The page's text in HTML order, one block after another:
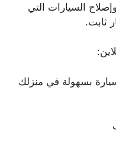
السيارات التي
ثابت.
بسهولة في منزلك